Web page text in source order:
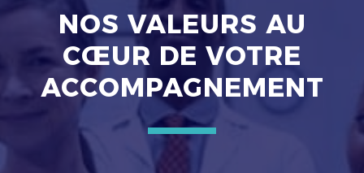
NOS VALEURS AU
CŒUR DE VOTRE
ACCOMPAGNEMENT